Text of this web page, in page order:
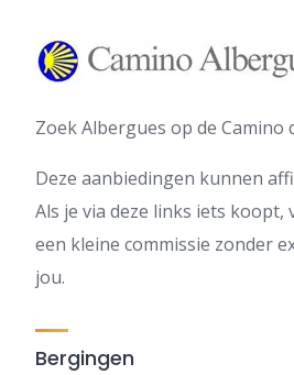
Zoek Albergues op de Camino
Deze aanbiedingen kunnen
Als je via deze links iets
een kleine commissie zonder
jou.
Bergingen